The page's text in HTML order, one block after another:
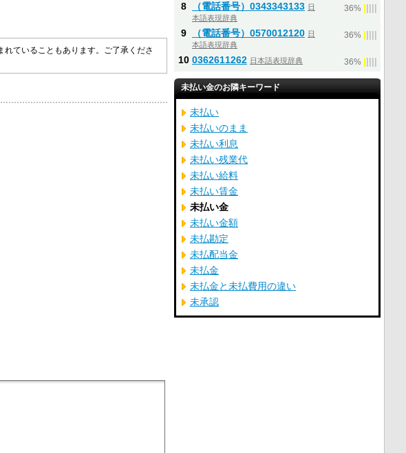
ていることもあります。ご了承くださ
8 （電話番号）0343343133 日
本語表現辞典
36%
9 （電話番号）0570012120 日
本語表現辞典
36%
10 0362611262 日本語表現辞典 36%
未払い金のお隣キーワード
未払い
未払いのまま
未払い利息
未払い残業代
未払い給料
未払い賃金
未払い金
未払い金額
未払勘定
未払配当金
未払金
未払金と未払費用の違い
未承認